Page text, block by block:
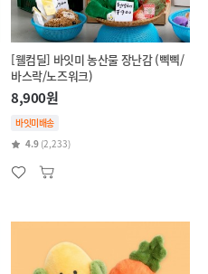
[웰컴딜] 바잇미 농산물 장난감 (삑삑/
바스락/노즈워크)
8,900원
바잇미배송
4.9 (2,233)